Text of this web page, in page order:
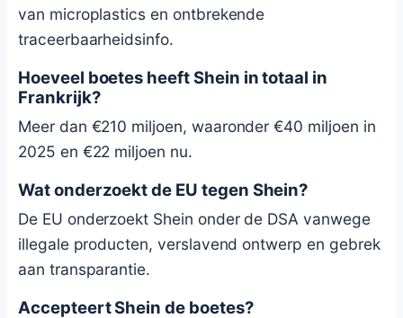
van microplastics en ontbrekende
traceerbaarheidsinfo.
Hoeveel boetes heeft Shein in totaal in
Frankrijk?
Meer dan €210 miljoen, waaronder €40 miljoen in
2025 en €22 miljoen nu.
Wat onderzoekt de EU tegen Shein?
De EU onderzoekt Shein onder de DSA vanwege
illegale producten, verslavend ontwerp en gebrek
aan transparantie.
Accepteert Shein de boetes?